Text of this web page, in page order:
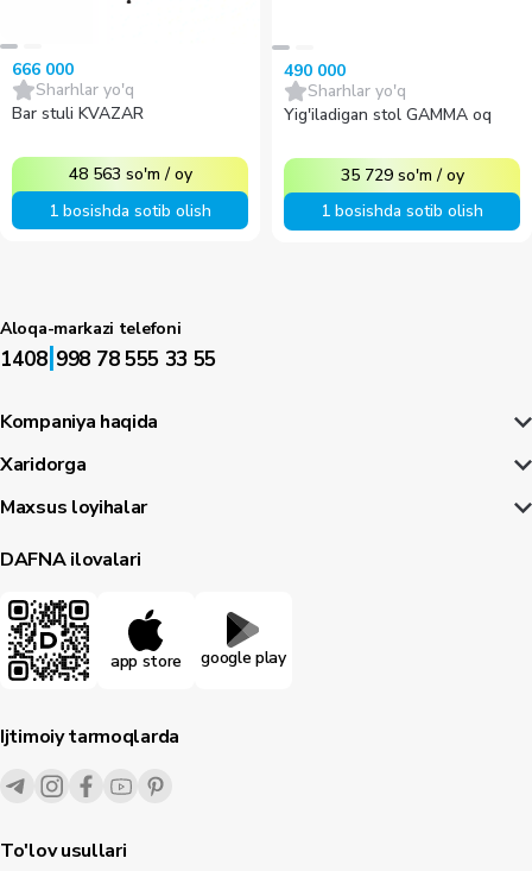
666 000
Sharhlar yo'q
Bar stuli KVAZAR
48 563 so'm /oy
1 bosishda sotib olish
490 000
Sharhlar yo'q
Yig'iladigan stol GAMMA oq
35 729 so'm /oy
1 bosishda sotib olish
Aloqa-markazi telefoni
1408|998 78 555 33 55
Kompaniya haqida
Xaridorga
Maxsus loyihalar
DAFNA ilovalari
app store google play
Ijtimoiy tarmoqlarda
To'lov usullari